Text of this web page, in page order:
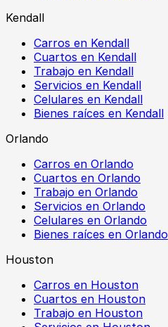
Kendall
Carros en Kendall
Cuartos en Kendall
Trabajo en Kendall
Servicios en Kendall
Celulares en Kendall
Bienes raíces en Kendall
Orlando
Carros en Orlando
Cuartos en Orlando
Trabajo en Orlando
Servicios en Orlando
Celulares en Orlando
Bienes raíces en Orlando
Houston
Carros en Houston
Cuartos en Houston
Trabajo en Houston